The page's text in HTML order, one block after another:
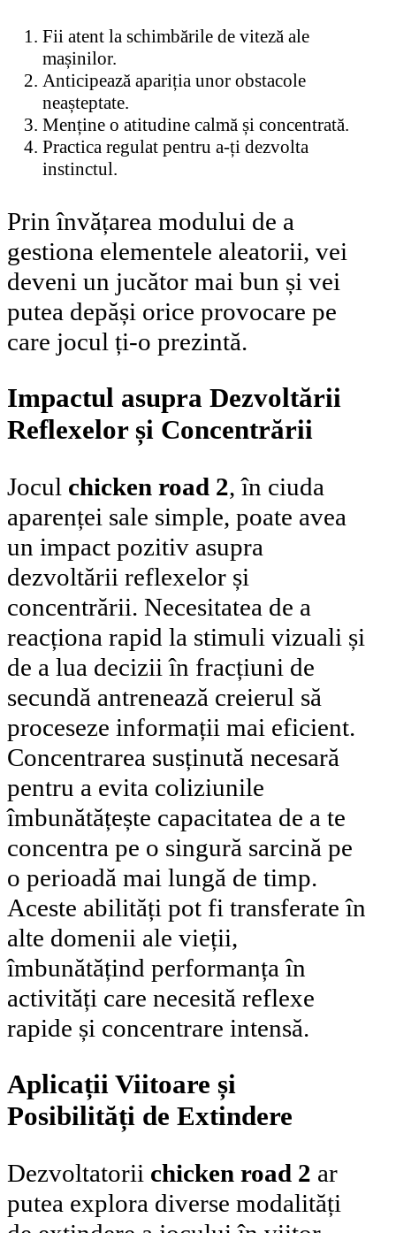
Fii atent la schimbările de viteză ale
mașinilor.
Anticipează apariția unor obstacole
neașteptate.
Menține o atitudine calmă și concentrată.
Practica regulat pentru a-ți dezvolta
instinctul.
Prin învățarea modului de a
gestiona elementele aleatorii, vei
deveni un jucător mai bun și vei
putea depăși orice provocare pe
care jocul ți-o prezintă.
Impactul asupra Dezvoltării
Reflexelor și Concentrării
Jocul chicken road 2, în ciuda
aparenței sale simple, poate avea
un impact pozitiv asupra
dezvoltării reflexelor și
concentrării. Necesitatea de a
reacționa rapid la stimuli vizuali și
de a lua decizii în fracțiuni de
secundă antrenează creierul să
proceseze informații mai eficient.
Concentrarea susținută necesară
pentru a evita coliziunile
îmbunătățește capacitatea de a te
concentra pe o singură sarcină pe
o perioadă mai lungă de timp.
Aceste abilități pot fi transferate în
alte domenii ale vieții,
îmbunătățind performanța în
activități care necesită reflexe
rapide și concentrare intensă.
Aplicații Viitoare și
Posibilități de Extindere
Dezvoltatorii chicken road 2 ar
putea explora diverse modalități